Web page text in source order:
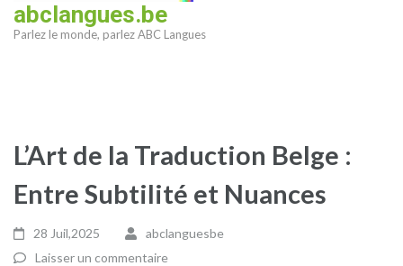
abclangues.be
Parlez le monde, parlez ABC Langues
L’Art de la Traduction Belge :
Entre Subtilité et Nuances
28 Juil,2025
abclanguesbe
Laisser un commentaire